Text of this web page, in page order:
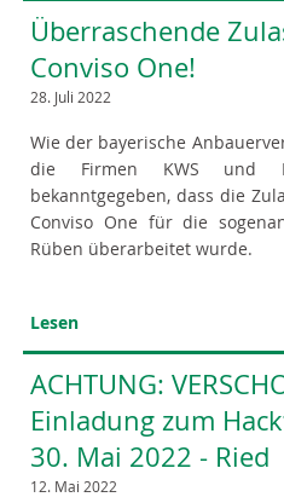
Überraschende
Conviso One!
28. Juli 2022
Wie der bayerische
die Firmen KWS und
bekanntgegeben, dass die
Conviso One für die
Rüben überarbeitet wurde.
Lesen
ACHTUNG:
Einladung zum
30. Mai 2022 - Ried
12. Mai 2022